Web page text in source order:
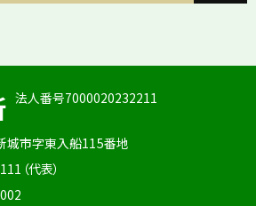
法人番号7000020232211
城市字東入船115番地
（代表）